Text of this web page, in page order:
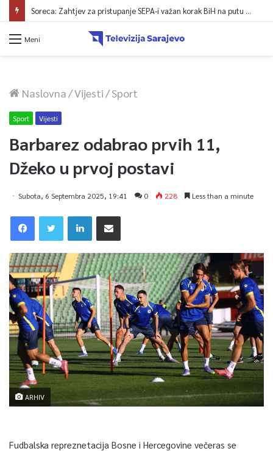
Soreca: Zahtjev za pristupanje SEPA-i važan korak BiH na putu ka EU
Meni
Naslovna/Vijesti/Sport
Sport Vijesti
Barbarez odabrao prvih 11,
Džeko u prvoj postavi
Subota, 6 Septembra 2025, 19:41 0 228 Less than a minute
ARHIV
Fudbalska repreznetacija Bosne i Hercegovine večeras se